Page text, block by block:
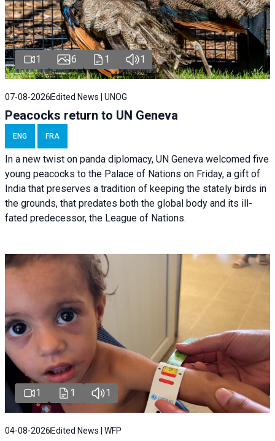
1 6 1 1
07-08-2026 Edited News | UNOG
Peacocks return to UN Geneva
ENG FRA
In a new twist on panda diplomacy, UN Geneva welcomed five
young peacocks to the Palace of Nations on Friday, a gift of
India that preserves a tradition of keeping the stately birds in
the grounds, that predates both the global body and its ill-
fated predecessor, the League of Nations.
1 1 1
04-08-2026 Edited News | WFP